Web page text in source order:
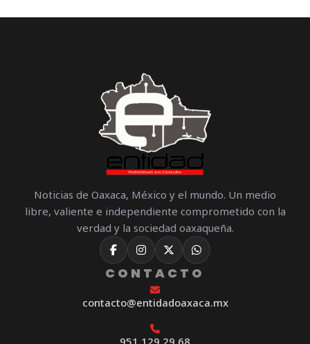
Noticias de Oaxaca, México y el mundo. Un medio
libre, valiente e independiente comprometido con la
verdad y la sociedad oaxaqueña.
CONTACTO
contacto@entidadoaxaca.mx
951 129 29 68